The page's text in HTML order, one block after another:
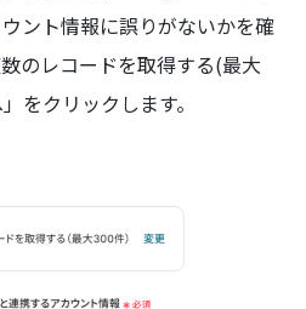
ント情報に誤りがないかを確
のレコードを取得する(最大
をクリックします。